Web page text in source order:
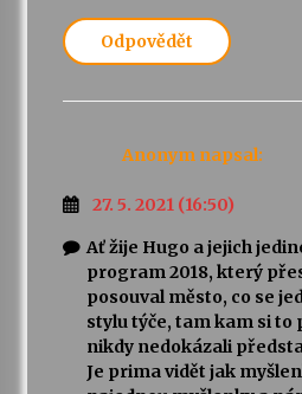
Odpovědět
Anonym napsal:
27. 5. 2021 (16:50)
Ať žije Hugo a jejich
program 2018, který
posouval město, co se
stylu týče, tam kam si
nikdy nedokázali
Je prima vidět jak